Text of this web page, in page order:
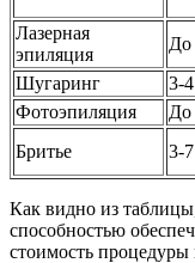
Лазерная
эпиляция
До
Шугаринг
3-
Фотоэпиляция
До
Бритье
3-
Как видно из
способностью
стоимость